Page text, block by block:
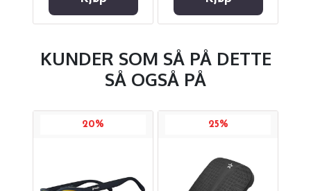
KUNDER SOM SÅ PÅ DETTE
SÅ OGSÅ PÅ
20% 25%